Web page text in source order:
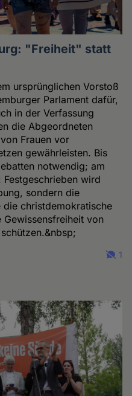
"Freiheit" statt
ursprünglichen Vorstoß
Parlament dafür,
in der Verfassung
die Abgeordneten
Frauen vor
gewährleisten. Bis
notwendig; am
wird
sondern die
christdemokratische
Gewissensfreiheit von
1